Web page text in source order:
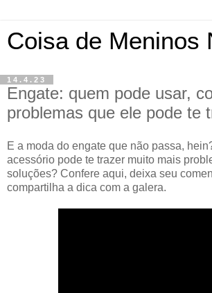
Coisa de Meninos
14.4.23
Engate: quem pode usar,
problemas que ele pode te
E a moda do engate que não passa,
acessório pode te trazer muito mais
soluções? Confere aqui, deixa seu
compartilha a dica com a galera.